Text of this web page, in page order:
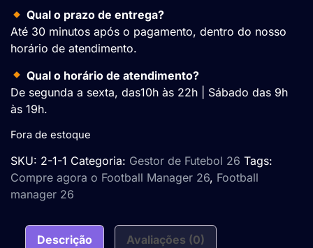
Qual o prazo de entrega?
Até 30 minutos após o pagamento, dentro do nosso
horário de atendimento.
Qual o horário de atendimento?
De segunda a sexta, das10h às 22h | Sábado das 9h
às 19h.
Fora de estoque
SKU: 2-1-1 Categoria: Gestor de Futebol 26 Tags:
Compre agora o Football Manager 26, Football
manager 26
Descrição Avaliações (0)